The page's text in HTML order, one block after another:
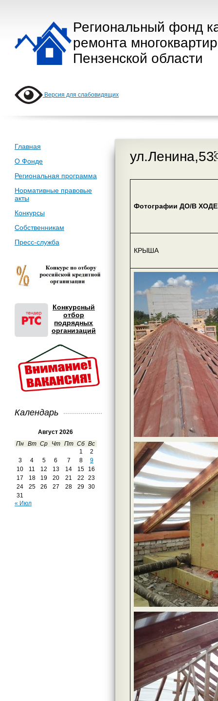
Региональный фонд
ремонта
Пензенской области
Версия для слабовидящих
Главная
О Фонде
Региональная программа
Нормативные правовые
акты
Конкурсы
Собственникам
Пресс-служба
Конкурсный
отбор
подрядных
организаций
Календарь
Август 2026
Пн Вт Ср Чт Пт Сб Вс
1
2
3
4 5 6 7 8
9
10
11 12 13 14 15
16
17
18 19 20 21 22
23
24
25 26 27 28 29
30
31
« Июл
Фотографии ДО/В ХОДЕ
КРЫША